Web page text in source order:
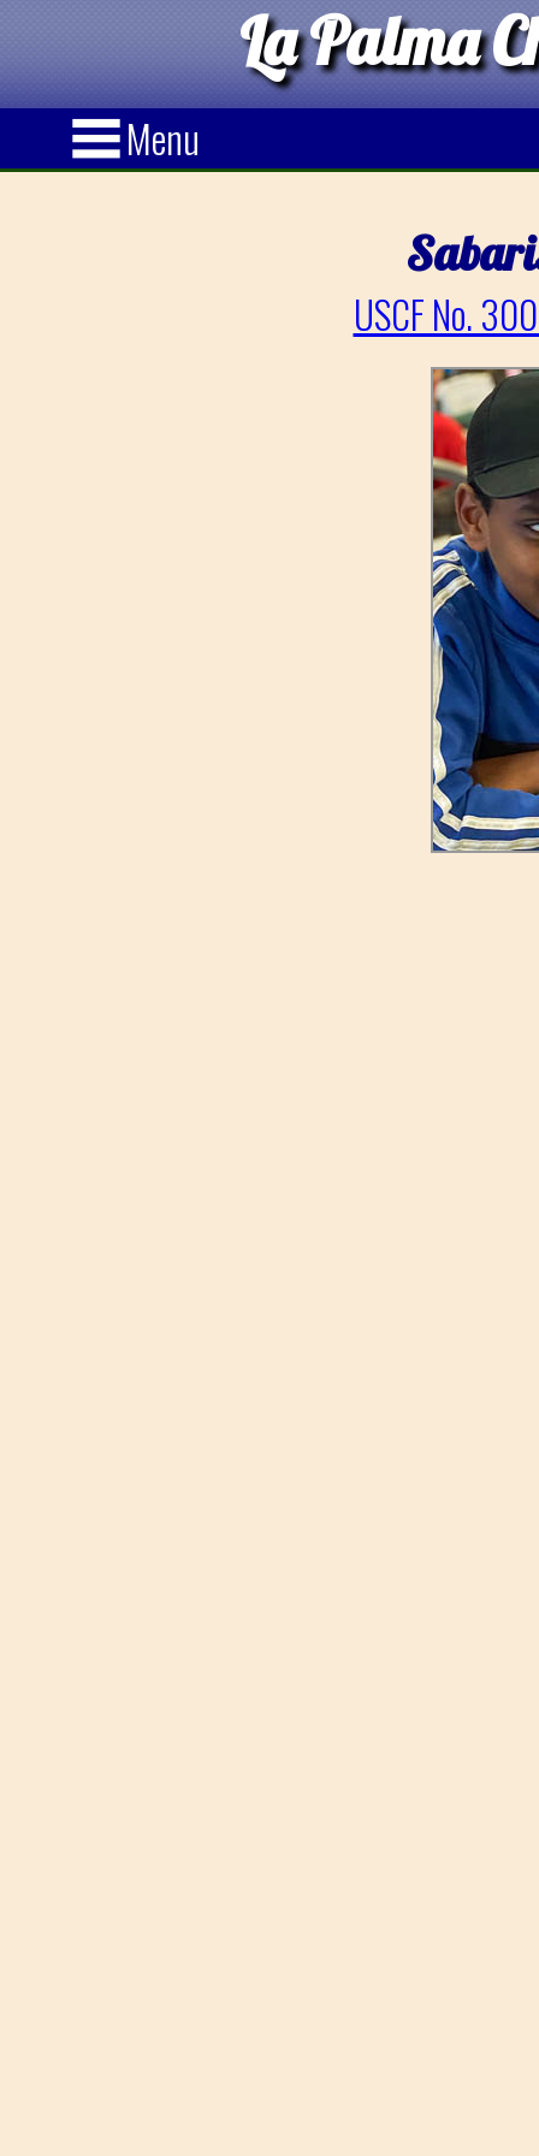
La Palma
Menu
USCF No.